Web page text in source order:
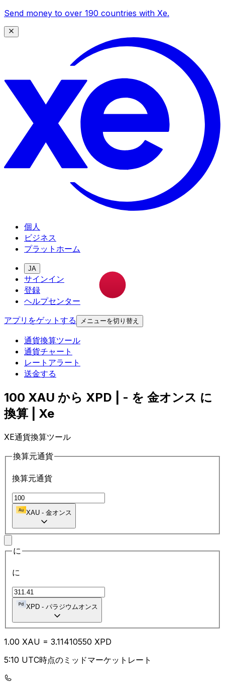
Send money to over 190 countries with Xe.
個人
ビジネス
プラットホーム
JA
サインイン
登録
ヘルプセンター
アプリをゲットする
メニューを切り替え
通貨換算ツール
通貨チャート
レートアラート
送金する
100 XAU から XPD | - を 金オンス に
換算 | Xe
XE通貨換算ツール
換算元通貨
換算元通貨
XAU - 金オンス
に
に
XPD - パラジウムオンス
1.00 XAU = 3.11410550 XPD
5:10 UTC時点のミッドマーケットレート